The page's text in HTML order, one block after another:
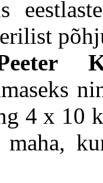
4 x 10
maha,